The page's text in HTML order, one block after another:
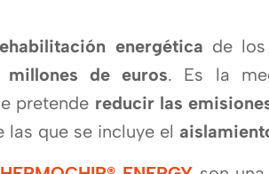
energética de los
millones de euros. Es la
pretende reducir las
las que se incluye el